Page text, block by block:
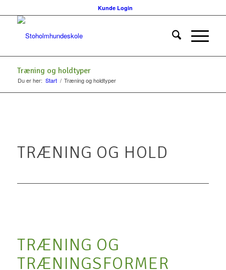
Kunde Login
Træning og holdtyper
Du er her: Start / Træning og holdtyper
TRÆNING OG HOLD
Leg
Initiativ
TRÆNING OG
TRÆNINGSFORMER